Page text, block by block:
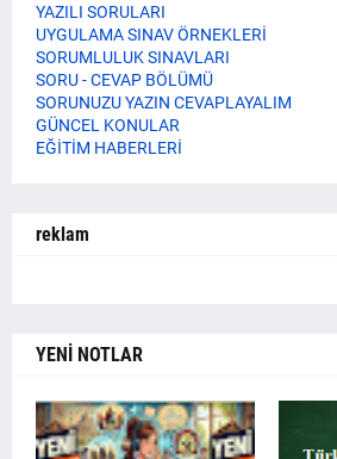
YAZILI SORULARI
UYGULAMA SINAV ÖRNEKLERİ
SORUMLULUK SINAVLARI
SORU - CEVAP BÖLÜMÜ
SORUNUZU YAZIN CEVAPLAYALIM
GÜNCEL KONULAR
EĞİTİM HABERLERİ
reklam
YENİ NOTLAR